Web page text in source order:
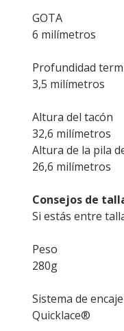
GOTA
6 milímetros
Profundidad
3,5 milímetros
Altura del tacón
32,6 milímetros
Altura de la pila
26,6 milímetros
Consejos de
Si estás entre
Peso
280g
Sistema de encaje
Quicklace®